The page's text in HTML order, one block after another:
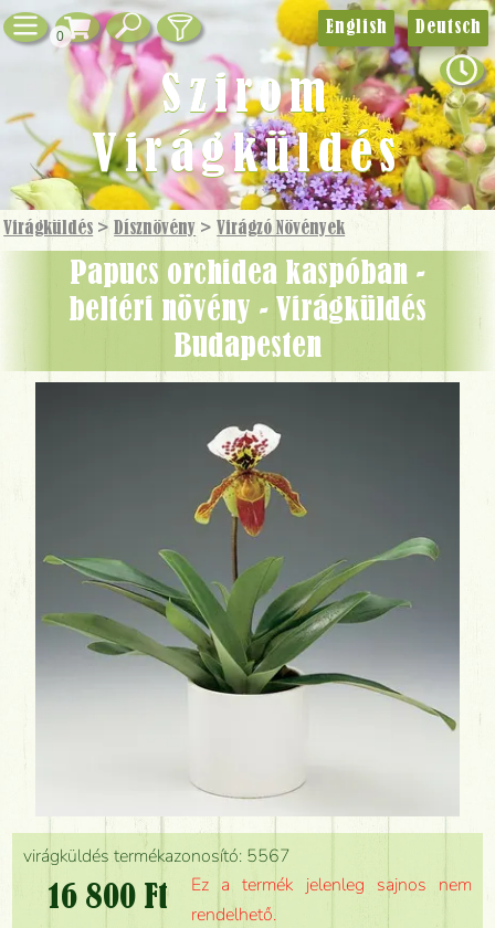
0
Virágküldés > Dísznövény > Virágzó Növények
papucs orchidea kaspóban -
beltéri növény - Virágküldés
Budapesten
virágküldés termékazonosító: 5567
16 800 Ft
Ez a termék jelenleg sajnos nem
rendelhető.
English Deutsch
Szirom
Virágküldés